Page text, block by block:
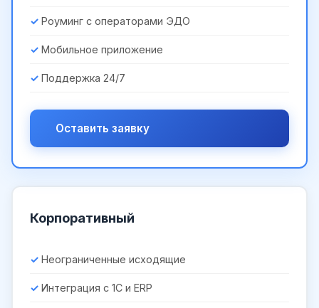
Роуминг с операторами ЭДО
Мобильное приложение
Поддержка 24/7
Оставить заявку
Корпоративный
Неограниченные исходящие
Интеграция с 1С и ERP